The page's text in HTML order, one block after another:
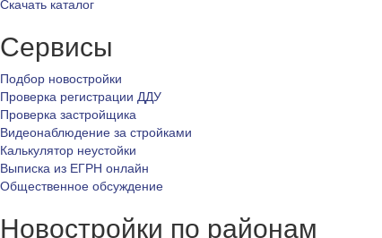
Скачать каталог
Сервисы
Подбор новостройки
Проверка регистрации ДДУ
Проверка застройщика
Видеонаблюдение за стройками
Калькулятор неустойки
Выписка из ЕГРН онлайн
Общественное обсуждение
Новостройки по районам